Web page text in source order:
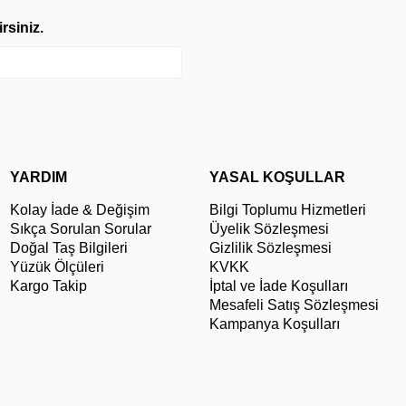
YARDIM
Kolay İade & Değişim
Sıkça Sorulan Sorular
Doğal Taş Bilgileri
Yüzük Ölçüleri
Kargo Takip
YASAL KOŞULLAR
Bilgi Toplumu Hizmetleri
Üyelik Sözleşmesi
Gizlilik Sözleşmesi
KVKK
İptal ve İade Koşulları
Mesafeli Satış Sözleşmesi
Kampanya Koşulları